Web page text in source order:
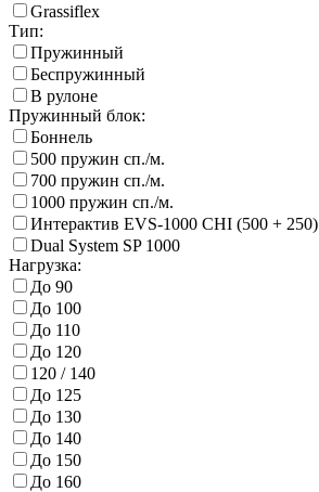
Grassiflex
Тип:
Пружинный
Беспружинный
В рулоне
Пружинный блок:
Боннель
500 пружин сп./м.
700 пружин сп./м.
1000 пружин сп./м.
Интерактив EVS-1000 CHI (500 + 250)
Dual System SP 1000
Нагрузка:
До 90
До 100
До 110
До 120
120 / 140
До 125
До 130
До 140
До 150
До 160